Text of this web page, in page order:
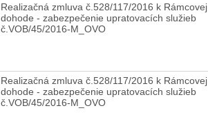
Realizačná zmluva č.528/117/2016 k Rámcovej
dohode - zabezpečenie upratovacích služieb
č.VOB/45/2016-M_OVO
Realizačná zmluva č.528/117/2016 k Rámcovej
dohode - zabezpečenie upratovacích služieb
č.VOB/45/2016-M_OVO